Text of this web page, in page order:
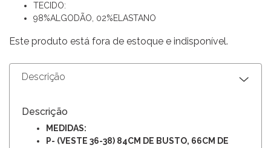
TECIDO:
98%ALGODÃO, 02%ELASTANO
Este produto está fora de estoque e indisponível.
Descrição
Descrição
MEDIDAS:
P- (VESTE 36-38) 84CM DE BUSTO, 66CM DE